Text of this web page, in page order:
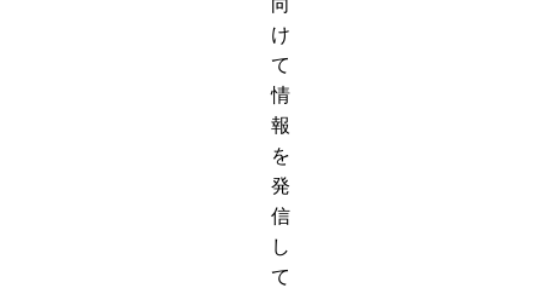
け
て
情
報
を
発
信
し
て